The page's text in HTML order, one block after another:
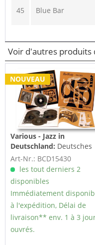
45 Blue Bar
Voir d'autres produits
NOUVEAU
Various - Jazz in
Deutschland: Deutsches
Jazz Festival 1954 - 1955
CD...
Art-Nr.: BCD15430
les tout derniers 2
disponibles
Immédiatement
à l'expédition, Délai de
livraison** env. 1 à 3
ouvrés.